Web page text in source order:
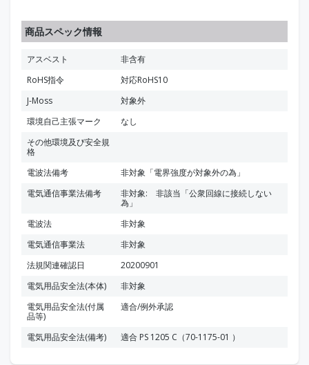
商品スペック情報
アスベスト
非含有
RoHS指令
対応RoHS10
J-Moss
対象外
環境自己主張マーク
なし
その他環境及び安全規
格
電波法備考
非対象「電界強度が対象外の為」
電気通信事業法備考
非対象: 非該当「公衆回線に接続しない
為」
電波法
非対象
電気通信事業法
非対象
法規関連確認日
20200901
電気用品安全法(本体)
非対象
電気用品安全法(付属
品等)
適合/例外承認
電気用品安全法(備考) 適合 PS 1205 C（70-1175-01 ）